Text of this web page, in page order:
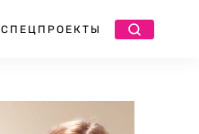
СПЕЦПРОЕКТЫ